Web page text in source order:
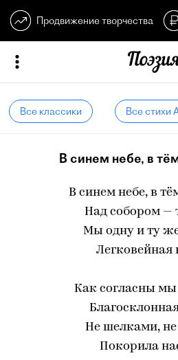
Продвижение творчества
Все классики Все стихи
В синем небе, в
В синем небе, в
Над собором —
Мы одну и ту
Легковейная
Как согласны
Не шелками,
Покорила